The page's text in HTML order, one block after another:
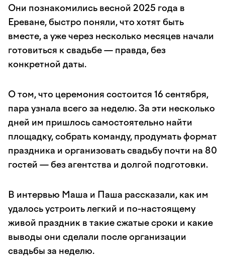
Они познакомились весной 2025 года в
Ереване, быстро поняли, что хотят быть
вместе, а уже через несколько месяцев начали
готовиться к свадьбе — правда, без
конкретной даты.
О том, что церемония состоится 16 сентября,
пара узнала всего за неделю. За эти несколько
дней им пришлось самостоятельно найти
площадку, собрать команду, продумать формат
праздника и организовать свадьбу почти на 80
гостей — без агентства и долгой подготовки.
В интервью Маша и Паша рассказали, как им
удалось устроить легкий и по-настоящему
живой праздник в такие сжатые сроки и какие
выводы они сделали после организации
свадьбы за неделю.